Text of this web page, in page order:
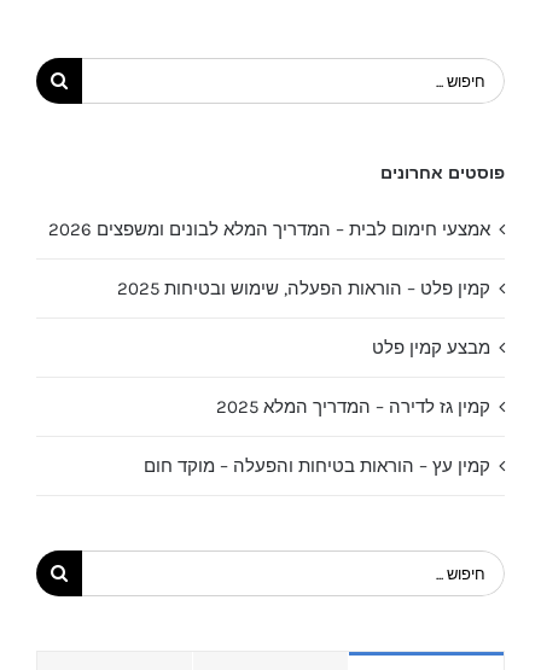
חום
חיפוש...
פוסטים אחרונים
אמצעי חימום לבית – המדריך המלא לבונים ומשפצים 2026
קמין פלט – הוראות הפעלה, שימוש ובטיחות 2025
מבצע קמין פלט
קמין גז לדירה – המדריך המלא 2025
קמין עץ – הוראות בטיחות והפעלה – מוקד חום
חיפוש...